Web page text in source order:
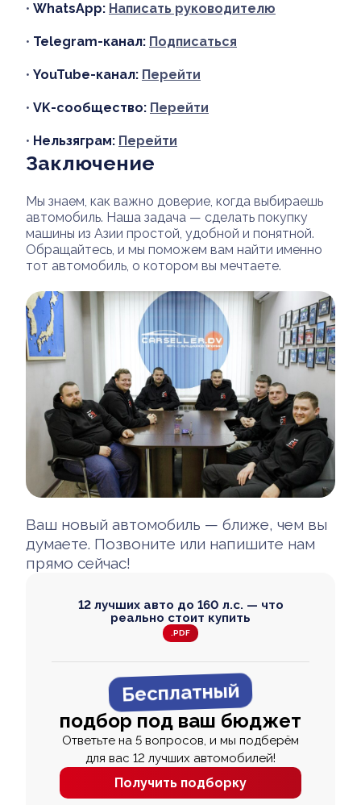
• WhatsApp: Написать руководителю
• Telegram-канал: Подписаться
• YouTube-канал: Перейти
• VK-сообщество: Перейти
• Нельзяграм: Перейти
Заключение
Мы знаем, как важно доверие, когда выбираешь
автомобиль. Наша задача — сделать покупку
машины из Азии простой, удобной и понятной.
Обращайтесь, и мы поможем вам найти именно
тот автомобиль, о котором вы мечтаете.
Ваш новый автомобиль — ближе, чем вы
думаете. Позвоните или напишите нам
прямо сейчас!
12 лучших авто до 160 л.с. — что
реально стоит купить
.PDF
Бесплатный
подбор под ваш бюджет
Ответьте на 5 вопросов, и мы подберём
для вас 12 лучших автомобилей!
Получить подборку